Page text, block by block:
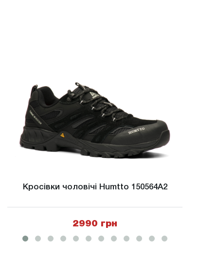
Кросівки чоловічі Humtto 150564A2
2990 грн